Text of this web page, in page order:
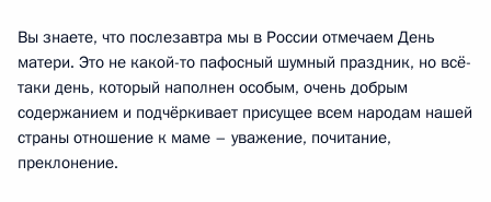
Вы знаете, что послезавтра мы в России отмечаем День
матери. Это не какой-то пафосный шумный праздник, но всё-
таки день, который наполнен особым, очень добрым
содержанием и подчёркивает присущее всем народам нашей
страны отношение к маме – уважение, почитание,
преклонение.